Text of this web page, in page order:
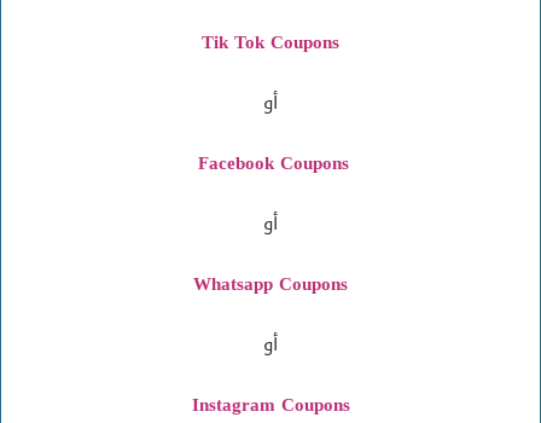
Tik Tok Coupons
أو
Facebook Coupons
أو
Whatsapp Coupons
أو
Coupons
Instagram